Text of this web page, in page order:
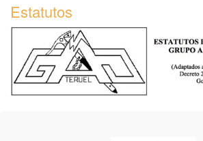
Estatutos